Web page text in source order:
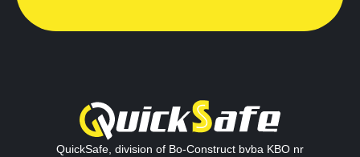
QuickSafe, division of Bo-Construct bvba KBO nr